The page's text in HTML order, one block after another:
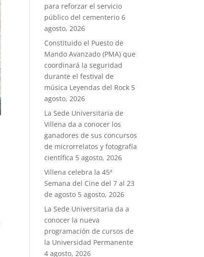
para reforzar el servicio
público del cementerio 6
agosto, 2026
Constituido el Puesto de
Mando Avanzado (PMA) que
coordinará la seguridad
durante el festival de
música Leyendas del Rock 5
agosto, 2026
La Sede Universitaria de
Villena da a conocer los
ganadores de sus concursos
de microrrelatos y fotografía
científica 5 agosto, 2026
Villena celebra la 45ª
Semana del Cine del 7 al 23
de agosto 5 agosto, 2026
La Sede Universitaria da a
conocer la nueva
programación de cursos de
la Universidad Permanente
4 agosto, 2026